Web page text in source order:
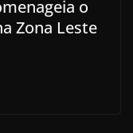
o
Zona Leste